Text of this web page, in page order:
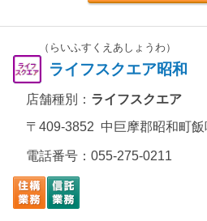
（らいふすくえあしょうわ）
ライフスクエア昭和
店舗種別： ライフスクエア
〒409-3852 中巨摩郡昭和町飯
電話番号： 055-275-0211